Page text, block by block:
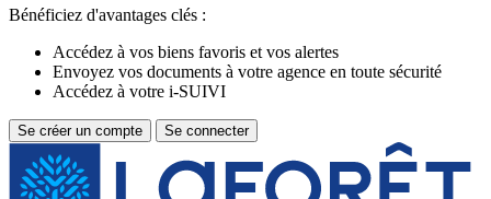
Bénéficiez d'avantages clés :
Accédez à vos biens favoris et vos alertes
Envoyez vos documents à votre agence en toute sécurité
Accédez à votre i-SUIVI
Se créer un compte Se connecter